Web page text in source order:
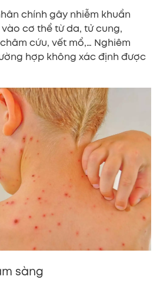
chính gây nhiễm khuẩn
cơ thể từ da, tử cung,
cứu, vết mổ,… Nghiêm
hợp không xác định được
sàng